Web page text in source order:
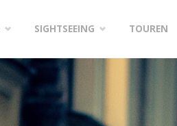
SIGHTSEEING TOUREN